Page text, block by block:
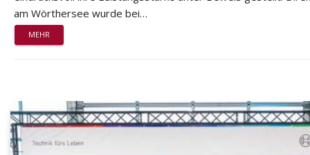
am Wörthersee wurde bei…
MEHR